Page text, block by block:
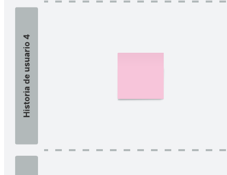
Optimiza la gestión de tu trabajo con esta plantilla de tablero Scrum.